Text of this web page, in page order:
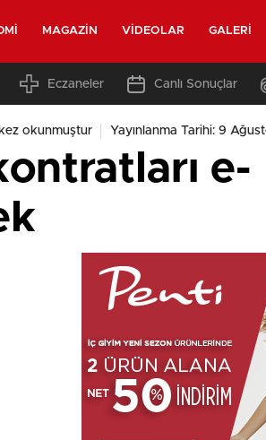
MAGAZIN VIDEOLAR GALERI
Eczaneler Canlı Sonuçlar
okunmuştur Yayınlanma Tarihi: 9
e-